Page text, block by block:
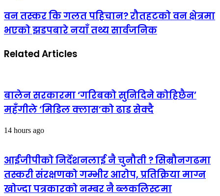
वन तस्कर कि गलत पहिचान? रौतहटको वन क्षेत्रमा
भएको झडपबारे नयाँ तथ्य सार्वजनिक
Related Articles
बालेन सरकारमा ‘गरिबको सुनिदिने कोहिछैन’
महँगीले ‘मिडिल क्लास’को ढाड सेक्दै
14 hours ago
आईजीपीको निर्देशनलाई नै चुनौती ? सिम्रौनगढमा
तस्करी संरक्षणको गम्भीर आरोप, प्रतिक्रिया माग्न
खोज्दा पत्रकारको नम्बर नै ब्लकलिस्टमा